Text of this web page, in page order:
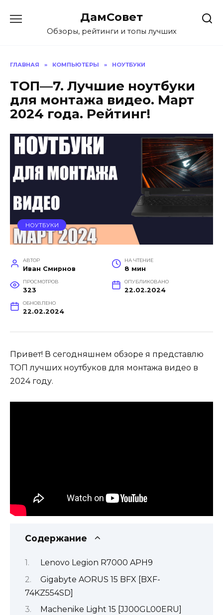
содержанию
ДамСовет
Обзоры, рейтинги и топы лучших
ГЛАВНАЯ » КОМПЬЮТЕРЫ » НОУТБУКИ
ТОП—7. Лучшие ноутбуки
для монтажа видео. Март
2024 года. Рейтинг!
НОУТБУКИ
АВТОР
Иван Смирнов
НА ЧТЕНИЕ
8 мин
ПРОСМОТРОВ
323
ОПУБЛИКОВАНО
22.02.2024
ОБНОВЛЕНО
22.02.2024
Привет! В сегодняшнем обзоре я представлю
ТОП лучших ноутбуков для монтажа видео в
2024 году.
Содержание
Lenovo Legion R7000 APH9
Gigabyte AORUS 15 BFX [BXF-
74KZ554SD]
Machenike Light 15 [JJ00GL00ERU]